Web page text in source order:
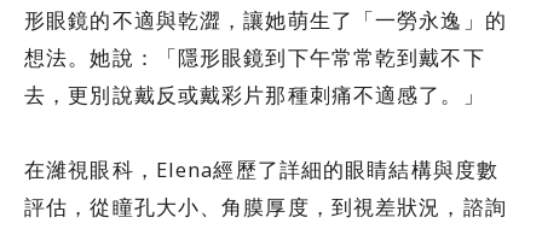
形眼鏡的不適與乾澀，讓她萌生了「一勞永逸」的
想法。她說：「隱形眼鏡到下午常常乾到戴不下
去，更別說戴反或戴彩片那種刺痛不適感了。」
在濰視眼科，Elena經歷了詳細的眼睛結構與度數
評估，從瞳孔大小、角膜厚度，到視差狀況，諮詢